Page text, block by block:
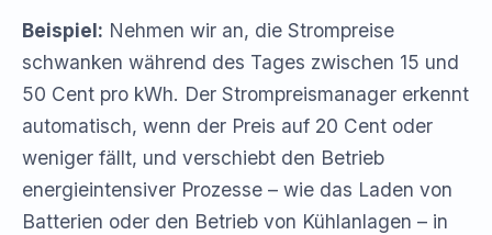
Beispiel: Nehmen wir an, die Strompreise
schwanken während des Tages zwischen 15 und
50 Cent pro kWh. Der Strompreismanager erkennt
automatisch, wenn der Preis auf 20 Cent oder
weniger fällt, und verschiebt den Betrieb
energieintensiver Prozesse – wie das Laden von
Batterien oder den Betrieb von Kühlanlagen – in